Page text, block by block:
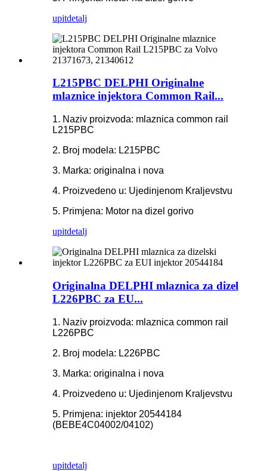
upitdetalj
L215PBC DELPHI Originalne
mlaznice injektora Common Rail...
1. Naziv proizvoda: mlaznica common rail
L215PBC
2. Broj modela: L215PBC
3. Marka: originalna i nova
4. Proizvedeno u: Ujedinjenom Kraljevstvu
5. Primjena: Motor na dizel gorivo
upitdetalj
Originalna DELPHI mlaznica za dizel
L226PBC za EU...
1. Naziv proizvoda: mlaznica common rail
L226PBC
2. Broj modela: L226PBC
3. Marka: originalna i nova
4. Proizvedeno u: Ujedinjenom Kraljevstvu
5. Primjena: injektor 20544184
(BEBE4C04002/04102)
upitdetalj